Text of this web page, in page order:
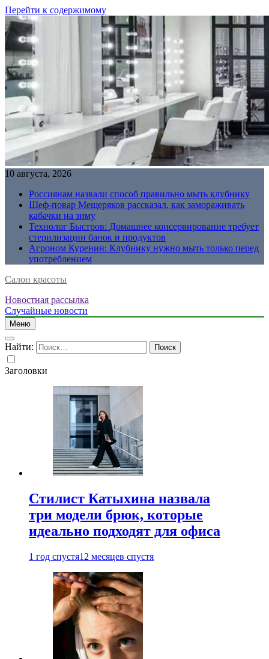
Перейти к содержимому
10 августа, 2026
Россиянам назвали способ правильно мыть клубнику
Шеф-повар Мещеряков рассказал, как замораживать
кабачки на зиму
Технолог Быстров: Домашнее консервирование требует
стерилизации банок и продуктов
Агроном Куренин: Клубнику нужно мыть только перед
употреблением
Салон красоты
Новостная рассылка
Случайные новости
Меню
Найти:
Заголовки
Стилист Катыхина назвала
три модели брюк, которые
идеально подходят для офиса
1 год спустя12 месяцев спустя